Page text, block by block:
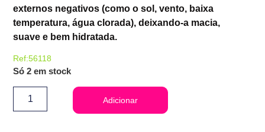
externos negativos (como o sol, vento, baixa
temperatura, água clorada), deixando-a macia,
suave e bem hidratada.
Ref:56118
Só 2 em stock
Adicionar